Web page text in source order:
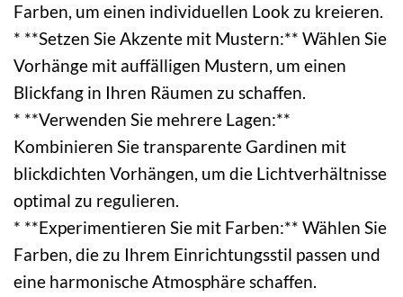
Farben, um einen individuellen Look zu kreieren.
* **Setzen Sie Akzente mit Mustern:** Wählen Sie
Vorhänge mit auffälligen Mustern, um einen
Blickfang in Ihren Räumen zu schaffen.
* **Verwenden Sie mehrere Lagen:**
Kombinieren Sie transparente Gardinen mit
blickdichten Vorhängen, um die Lichtverhältnisse
optimal zu regulieren.
* **Experimentieren Sie mit Farben:** Wählen Sie
Farben, die zu Ihrem Einrichtungsstil passen und
eine harmonische Atmosphäre schaffen.